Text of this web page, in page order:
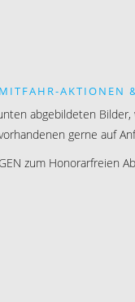
AKTIONEN
abgebildeten
gerne auf
zum Honorarfreien